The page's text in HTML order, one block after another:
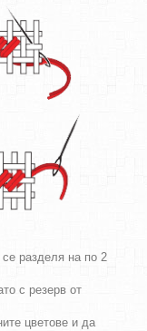
разделя на по 2
с резерв от
цветове и да